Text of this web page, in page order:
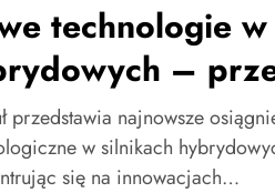
technologie
–
2024
przedstawia najnowsze
w silnikach
się na innowacjach…